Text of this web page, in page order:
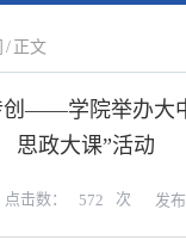
/ 正文
创——学院举办大
思政大课”活动
点击数： 572 次 发